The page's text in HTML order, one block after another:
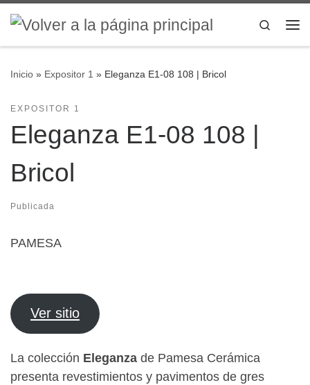
Saltar al contenido
Search
Inicio » Expositor 1 » Eleganza E1-08 108 | Bricol
EXPOSITOR 1
Eleganza E1-08 108 |
Bricol
Publicada
PAMESA
Ver sitio
La colección Eleganza de Pamesa Cerámica
presenta revestimientos y pavimentos de gres